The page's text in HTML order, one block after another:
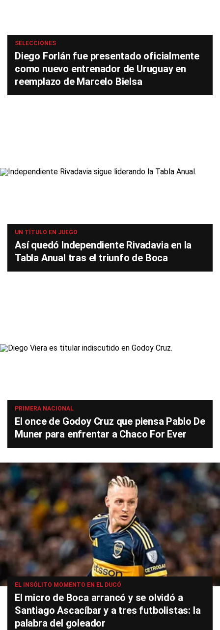
SELECCIONES
Diego Forlán fue presentado oficialmente
como nuevo entrenador de Uruguay en
reemplazo de Marcelo Bielsa
UN TÍTULO EN JUEGO
Así quedó Independiente Rivadavia en la
Tabla Anual tras el triunfo de Boca
PRIMERA NACIONAL
El once de Godoy Cruz que piensa Pablo De
Muner para enfrentar a Chaco For Ever
EL INSÓLITO MOMENTO EN EL DUCÓ
El micro de Boca arrancó y se olvidó a
Santiago Ascacíbar y a tres futbolistas: la
palabra del goleador